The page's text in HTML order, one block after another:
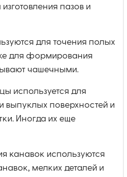
пазов и
для точения полых
для формирования
чашечными.
используется для
выпуклых поверхностей и
Иногда их еще
канавок используются
мелких деталей и